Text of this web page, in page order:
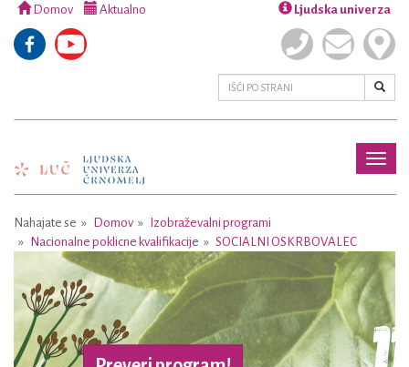
Domov Aktualno Ljudska univerza
Nahajate se Domov
Izobraževalni programi
Nacionalne poklicne kvalifikacije
SOCIALNI OSKRBOVALEC
Previous Next